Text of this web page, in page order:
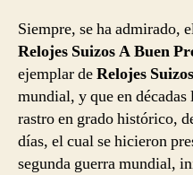
Siempre, se ha admirado,
Relojes Suizos A Buen
ejemplar deRelojes
mundial, y que en
rastro en grado histórico,
días, el cual se hicieron
segunda guerra mundial,